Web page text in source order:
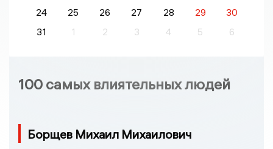
24
25 26 27 28 29
30
31
1 2 3 4 5 6
100 самых влиятельных людей
Борщев Михаил Михаилович